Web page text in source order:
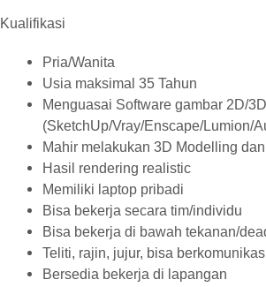
Kualifikasi
Pria/Wanita
Usia maksimal 35 Tahun
Menguasai Software gambar 2D/3D
(SketchUp/Vray/Enscape/Lumion/
Mahir melakukan 3D Modelling
Hasil rendering realistic
Memiliki laptop pribadi
Bisa bekerja secara tim/individu
Bisa bekerja di bawah tekanan/
Teliti, rajin, jujur, bisa
Bersedia bekerja di lapangan